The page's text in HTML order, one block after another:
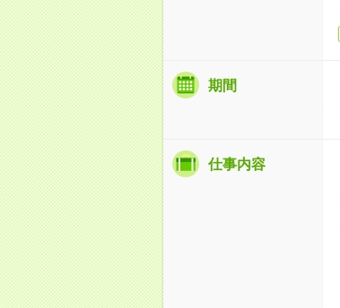
期間
仕事内容